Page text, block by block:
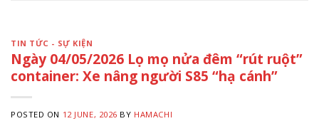
TIN TỨC - SỰ KIỆN
Ngày 04/05/2026 Lọ mọ nửa đêm “rút ruột”
container: Xe nâng người S85 “hạ cánh”
POSTED ON 12 JUNE, 2026 BY HAMACHI